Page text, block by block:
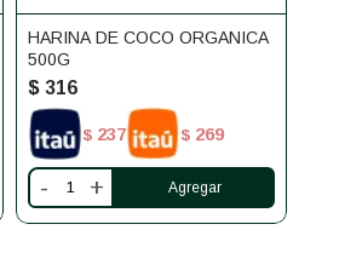
HARINA DE COCO ORGANICA
500G
$ 316
$ 237 $ 269
- +